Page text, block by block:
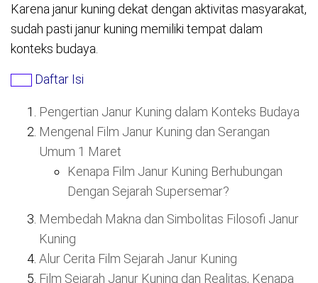
Karena janur kuning dekat dengan aktivitas masyarakat,
sudah pasti janur kuning memiliki tempat dalam
konteks budaya.
Daftar Isi
Pengertian Janur Kuning dalam Konteks Budaya
Mengenal Film Janur Kuning dan Serangan
Umum 1 Maret
Kenapa Film Janur Kuning Berhubungan
Dengan Sejarah Supersemar?
Membedah Makna dan Simbolitas Filosofi Janur
Kuning
Alur Cerita Film Sejarah Janur Kuning
Film Sejarah Janur Kuning dan Realitas, Kenapa